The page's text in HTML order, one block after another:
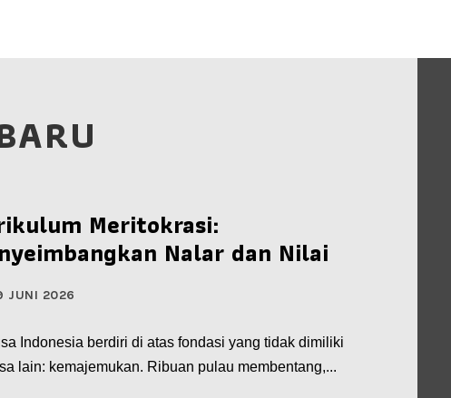
Meritokrasi:
Nalar dan Nilai
JUNI 2026
Indonesia berdiri di atas fondasi yang tidak dimiliki
lain: kemajemukan. Ribuan pulau membentang,...